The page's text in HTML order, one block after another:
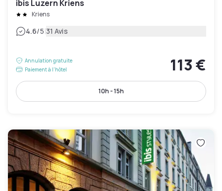
ibis Luzern Kriens
Kriens
4.6/5|31 Avis
Annulation gratuite
Paiement à l'hôtel
113 €
10h - 15h